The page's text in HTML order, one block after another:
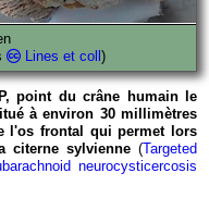
Lines et coll )
point du crâne humain le
à environ 30 millimètres
l'os frontal qui permet lors
citerne sylvienne (Targeted
neurocysticercosis